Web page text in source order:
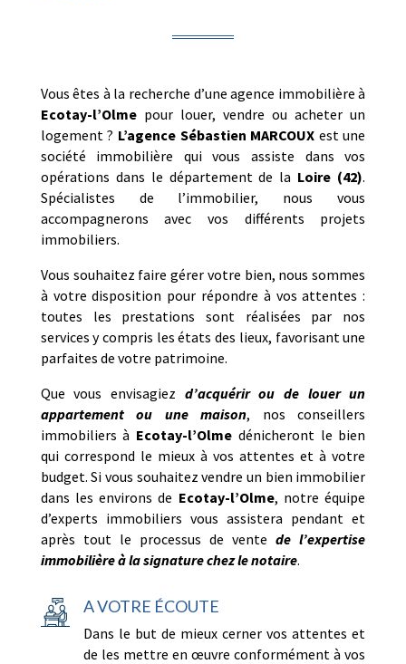
Vous êtes à la recherche d’une agence immobilière à
Ecotay-l’Olmepour louer, vendre ou acheter un
logement ? L’agence Sébastien MARCOUX est une
société immobilière qui vous assiste dans vos
opérations dans le département de la Loire (42).
Spécialistes de l’immobilier, nous vous
accompagnerons avec vos différents projets
immobiliers.
Vous souhaitez faire gérer votre bien, nous sommes
à votre disposition pour répondre à vos attentes :
toutes les prestations sont réalisées par nos
services y compris les états des lieux, favorisant une
parfaites de votre patrimoine.
Que vous envisagiez d’acquérir ou de louer un
appartement ou une maison, nos conseillers
immobiliers à Ecotay-l’Olme dénicheront le bien
qui correspond le mieux à vos attentes et à votre
budget. Si vous souhaitez vendre un bien immobilier
dans les environs de Ecotay-l’Olme, notre équipe
d’experts immobiliers vous assistera pendant et
après tout le processus de ventede l’expertise
immobilière à la signature chez le notaire.
A VOTRE ÉCOUTE
Dans le but de mieux cerner vos attentes et
de les mettre en œuvre conformément à vos